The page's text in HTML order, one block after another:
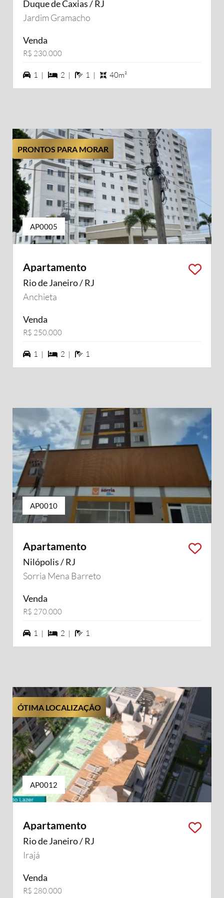
Duque de Caxias / RJ
Jardim Gramacho
Venda
R$ 230.000
1 vagas na garagem
1 | 2 dormiórios
2 | 1 banheiros
1 | 40m²
PRONTOS PARA MORAR
AP0005
Apartamento
Rio de Janeiro / RJ
Anchieta
Venda
R$ 250.000
1 vagas na garagem
1 | 2 dormiórios
2 | 1 banheiros
1
AP0010
Apartamento
Nilópolis / RJ
Sorria Mena Barreto
Venda
R$ 270.000
1 vagas na garagem
1 | 2 dormiórios
2 | 1 banheiros
1
ÓTIMA LOCALIZAÇÃO
AP0012
Apartamento
Rio de Janeiro / RJ
Irajá
Venda
R$ 280.000